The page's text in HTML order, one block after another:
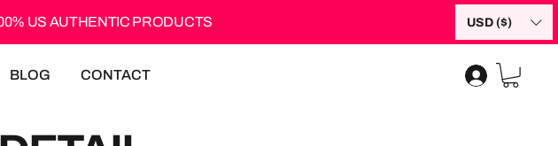
US AUTHENTIC PRODUCTS
BLOG CONTACT
USD ($)